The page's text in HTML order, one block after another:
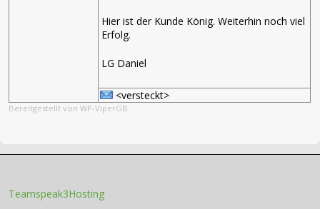
Hier ist der Kunde König. Weiterhin noch viel
Erfolg.
LG Daniel
<versteckt>
Bereitgestellt von WP-ViperGB
Teamspeak3Hosting